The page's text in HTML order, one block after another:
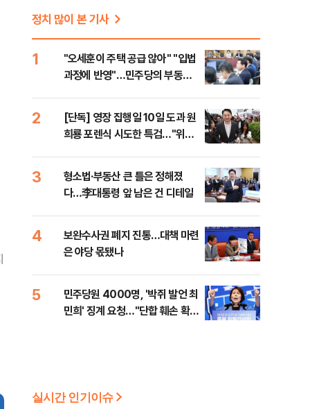
정치 많이 본 기사
1
"오세훈이 주택 공급 않아" "입법
과정에 반영"…민주당의 부동산
2
[단독] 영장 집행일 10일 도과 원
희룡 포렌식 시도한 특검…"위법
3
형소법·부동산 큰 틀은 정해졌
다…李대통령 앞 남은 건 디테일
4
보완수사권 폐지 진통…대책 마련
은 야당 몫됐나
5
민주당원 4000명, '박쥐 발언 최
민희' 징계 요청…"단합 훼손 확인